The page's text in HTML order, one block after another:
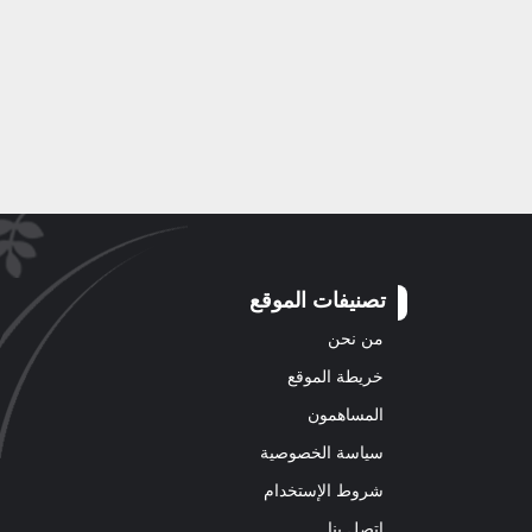
تصنيفات الموقع
من نحن
خريطة الموقع
المساهمون
سياسة الخصوصية
شروط الإستخدام